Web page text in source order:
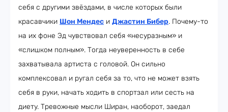
себя с другими звёздами, в числе которых были
красавчики Шон Мендес и Джастин Бибер. Почему-то
на их фоне Эд чувствовал себя «несуразным» и
«слишком полным». Тогда неуверенность в себе
захватывала артиста с головой. Он сильно
комплексовал и ругал себя за то, что не может взять
себя в руки, начать ходить в спортзал или сесть на
диету. Тревожные мысли Ширан, наоборот, заедал